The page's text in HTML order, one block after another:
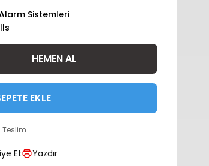
Sistemleri
HEMEN AL
EKLE
Teslim
Et Yazdır